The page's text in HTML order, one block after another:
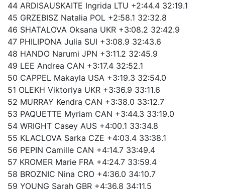
44 ARDISAUSKAITE Ingrida LTU +2:44.4 32:19.1
45 GRZEBISZ Natalia POL +2:58.1 32:32.8
46 SHATALOVA Oksana UKR +3:08.2 32:42.9
47 PHILIPONA Julia SUI +3:08.9 32:43.6
48 HANDO Narumi JPN +3:11.2 32:45.9
49 LEE Andrea CAN +3:17.4 32:52.1
50 CAPPEL Makayla USA +3:19.3 32:54.0
51 OLEKH Viktoriya UKR +3:36.9 33:11.6
52 MURRAY Kendra CAN +3:38.0 33:12.7
53 PAQUETTE Myriam CAN +3:44.3 33:19.0
54 WRIGHT Casey AUS +4:00.1 33:34.8
55 KLACLOVA Sarka CZE +4:03.4 33:38.1
56 PEPIN Camille CAN +4:14.7 33:49.4
57 KROMER Marie FRA +4:24.7 33:59.4
58 BROZNIC Nina CRO +4:36.0 34:10.7
59 YOUNG Sarah GBR +4:36.8 34:11.5